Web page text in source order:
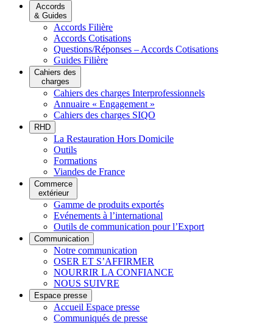
Accords
& Guides
Accords Filière
Accords Cotisations
Questions/Réponses – Accords Cotisations
Guides Filière
Cahiers des
charges
Cahiers des charges Interprofessionnels
Annuaire « Engagement »
Cahiers des charges SIQO
RHD
La Restauration Hors Domicile
Outils
Formations
Viandes de France
Commerce
extérieur
Gamme de produits exportés
Evénements à l’international
Outils de communication pour l’Export
Communication
Notre communication
OSER ET S’AFFIRMER
NOURRIR LA CONFIANCE
NOUS SUIVRE
Espace presse
Accueil Espace presse
Communiqués de presse